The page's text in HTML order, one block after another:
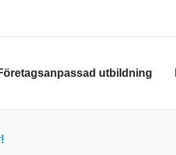
utbildning